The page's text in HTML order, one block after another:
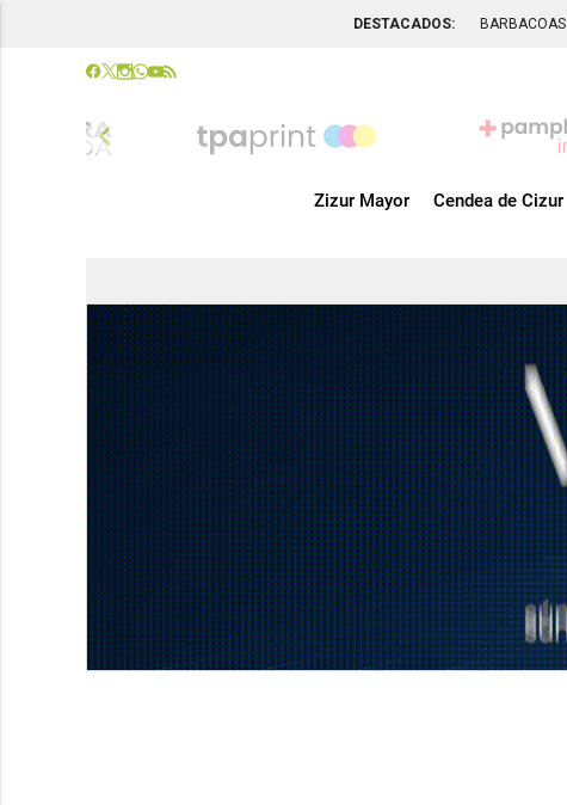
DESTACADOS: BARBACOAS
chevron_left
Zizur Mayor Cendea de Cizur